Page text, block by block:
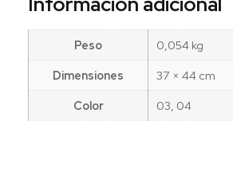
Peso
0,054 kg
Dimensiones
37 × 44 cm
Color
03, 04